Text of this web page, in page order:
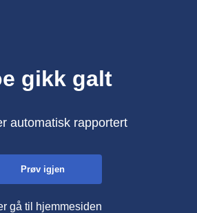
gikk galt
automatisk rapportert
Prøv igjen
gå til hjemmesiden